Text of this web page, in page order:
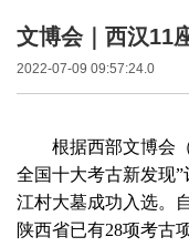
文博会｜西汉11
2022-07-09 09:57:24.0
根据西部文博会
全国十大考古新发现
江村大墓成功入选。
陕西省已有28项考古